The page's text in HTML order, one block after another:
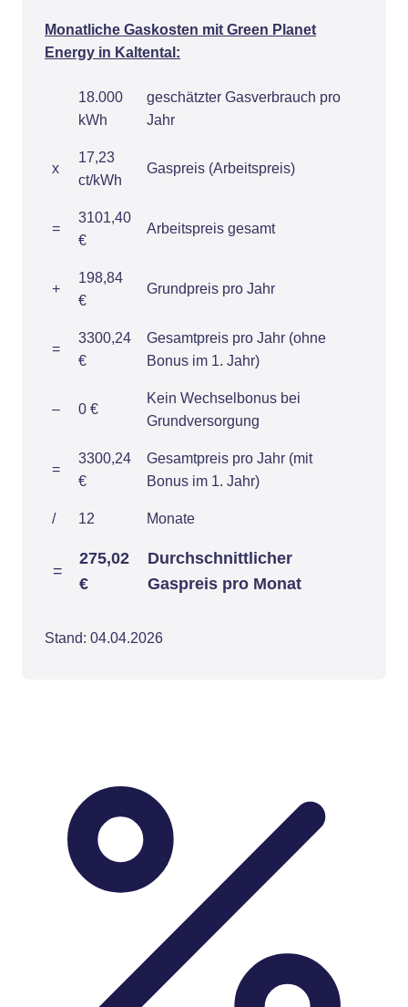
Monatliche Gaskosten mit Green Planet
Energy in Kaltental:
18.000
kWh
geschätzter Gasverbrauch pro
Jahr
x
17,23
ct/kWh
Gaspreis (Arbeitspreis)
=
3101,40
€
Arbeitspreis gesamt
+
198,84
€
Grundpreis pro Jahr
=
3300,24
€
Gesamtpreis pro Jahr (ohne
Bonus im 1. Jahr)
– 0 €
Kein Wechselbonus bei
Grundversorgung
=
3300,24
€
Gesamtpreis pro Jahr (mit
Bonus im 1. Jahr)
/ 12 Monate
=
275,02
€
Durchschnittlicher
Gaspreis pro Monat
Stand: 04.04.2026